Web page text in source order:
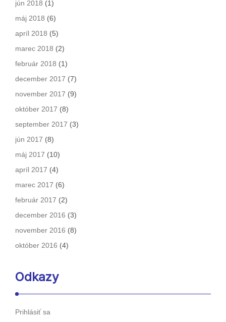
jún 2018 (1)
máj 2018 (6)
apríl 2018 (5)
marec 2018 (2)
február 2018 (1)
december 2017 (7)
november 2017 (9)
október 2017 (8)
september 2017 (3)
jún 2017 (8)
máj 2017 (10)
apríl 2017 (4)
marec 2017 (6)
február 2017 (2)
december 2016 (3)
november 2016 (8)
október 2016 (4)
Odkazy
Prihlásiť sa